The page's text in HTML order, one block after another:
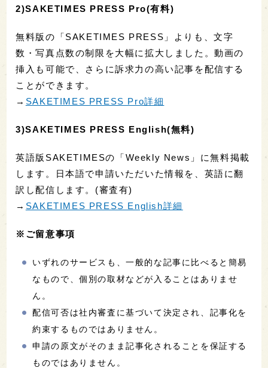
2)SAKETIMES PRESS Pro(有料)
無料版の「SAKETIMES PRESS」よりも、文字
数・写真点数の制限を大幅に拡大しました。動画の
挿入も可能で、さらに訴求力の高い記事を配信する
ことができます。
→ SAKETIMES PRESS Pro詳細
3)SAKETIMES PRESS English(無料)
英語版SAKETIMESの「Weekly News」に無料掲載
します。日本語で申請いただいた情報を、英語に翻
訳し配信します。(審査有)
→ SAKETIMES PRESS English詳細
※ご留意事項
いずれのサービスも、一般的な記事に比べると簡易
なもので、個別の取材などが入ることはありませ
ん。
配信可否は社内審査に基づいて決定され、記事化を
約束するものではありません。
申請の原文がそのまま記事化されることを保証する
ものではありません。